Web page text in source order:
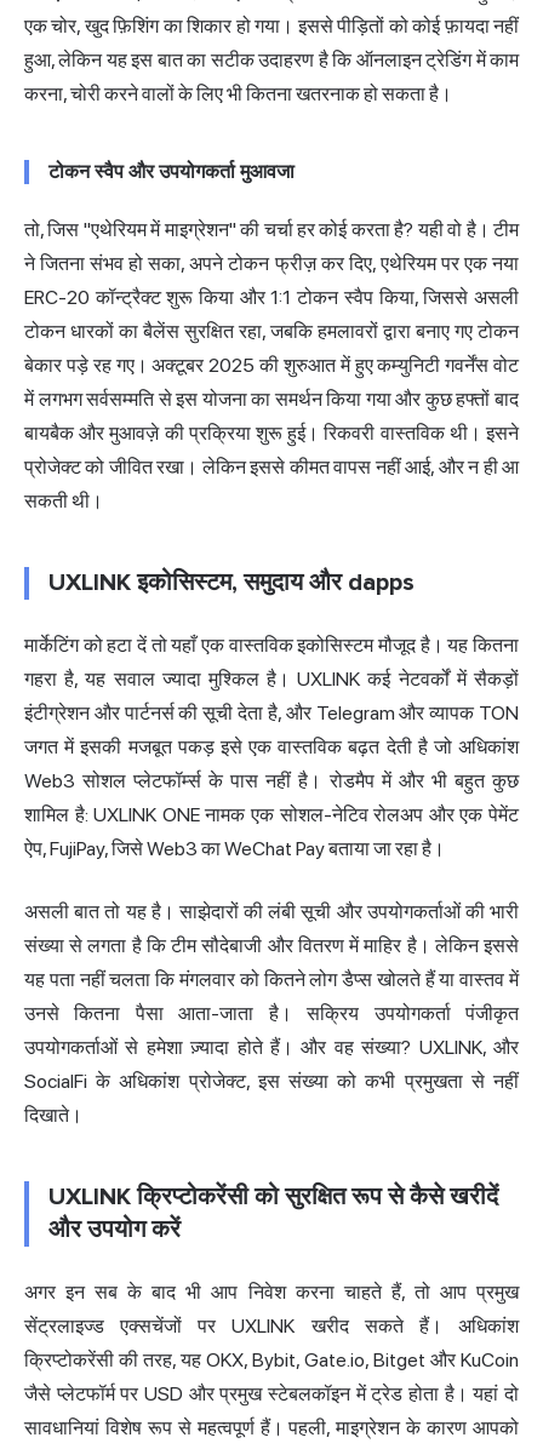
एक चोर, खुद फ़िशिंग का शिकार हो गया। इससे पीड़ितों को कोई फ़ायदा नहीं
हुआ, लेकिन यह इस बात का सटीक उदाहरण है कि ऑनलाइन ट्रेडिंग में काम
करना, चोरी करने वालों के लिए भी कितना खतरनाक हो सकता है।
टोकन स्वैप और उपयोगकर्ता मुआवजा
तो, जिस "एथेरियम में माइग्रेशन" की चर्चा हर कोई करता है? यही वो है। टीम
ने जितना संभव हो सका, अपने टोकन फ्रीज़ कर दिए, एथेरियम पर एक नया
ERC-20 कॉन्ट्रैक्ट शुरू किया और 1:1 टोकन स्वैप किया, जिससे असली
टोकन धारकों का बैलेंस सुरक्षित रहा, जबकि हमलावरों द्वारा बनाए गए टोकन
बेकार पड़े रह गए। अक्टूबर 2025 की शुरुआत में हुए कम्युनिटी गवर्नेंस वोट
में लगभग सर्वसम्मति से इस योजना का समर्थन किया गया और कुछ हफ्तों बाद
बायबैक और मुआवज़े की प्रक्रियाशुरू हुई। रिकवरी वास्तविक थी। इसने
प्रोजेक्ट को जीवित रखा। लेकिन इससे कीमत वापस नहीं आई, और न ही आ
सकती थी।
UXLINK इकोसिस्टम, समुदाय और dapps
मार्केटिंग को हटा दें तो यहाँ एक वास्तविक इकोसिस्टम मौजूद है। यह कितना
गहरा है, यह सवाल ज्यादा मुश्किल है। UXLINK कई नेटवर्कों में सैकड़ों
इंटीग्रेशन और पार्टनर्स की सूची देता है, और Telegram और व्यापक TON
जगत में इसकी मजबूत पकड़ इसे एक वास्तविक बढ़त देती है जो अधिकांश
Web3 सोशल प्लेटफॉर्म्स के पास नहीं है। रोडमैप में और भी बहुत कुछ
शामिल है: UXLINK ONE नामक एक सोशल-नेटिव रोलअप और एक पेमेंट
ऐप, FujiPay, जिसे Web3 का WeChat Pay बताया जा रहा है।
असली बात तो यह है। साझेदारों की लंबी सूची और उपयोगकर्ताओं की भारी
संख्या से लगता है कि टीम सौदेबाजी और वितरण में माहिर है। लेकिन इससे
यह पता नहीं चलता कि मंगलवार को कितने लोग डैप्स खोलते हैं या वास्तव में
उनसे कितना पैसा आता-जाता है। सक्रिय उपयोगकर्ता पंजीकृत
उपयोगकर्ताओं से हमेशा ज़्यादा होते हैं। और वह संख्या? UXLINK, और
SocialFi के अधिकांश प्रोजेक्ट, इस संख्या को कभी प्रमुखता से नहीं
दिखाते।
UXLINK क्रिप्टोकरेंसी को सुरक्षित रूप से कैसे खरीदें
और उपयोग करें
अगर इन सब के बाद भी आप निवेश करना चाहते हैं, तो आप प्रमुख
सेंट्रलाइज्ड एक्सचेंजों पर UXLINK खरीद सकते हैं। अधिकांश
क्रिप्टोकरेंसी की तरह, यह OKX, Bybit, Gate.io, Bitget और KuCoin
जैसे प्लेटफॉर्म पर USD और प्रमुख स्टेबलकॉइन में ट्रेड होता है। यहां दो
सावधानियां विशेष रूप से महत्वपूर्ण हैं। पहली, माइग्रेशन के कारण आपको